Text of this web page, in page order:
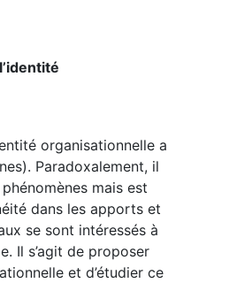
organisationnelle a
Paradoxalement, il
mais est
dans les apports et
se sont intéressés à
Il s’agit de proposer
et d’étudier ce